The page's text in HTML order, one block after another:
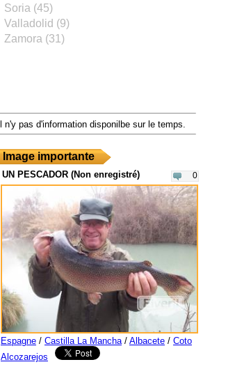
Soria (45)
Valladolid (9)
Zamora (31)
Il n'y pas d'information disponilbe sur le temps.
Image importante
0
UN PESCADOR (Non enregistré)
Espagne / Castilla La Mancha/ Albacete / Coto
Alcozarejos